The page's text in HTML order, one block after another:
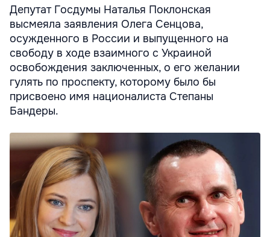
Депутат Госдумы Наталья Поклонская
высмеяла заявления Олега Сенцова,
осужденного в России и выпущенного на
свободу в ходе взаимного с Украиной
освобождения заключенных, о его желании
гулять по проспекту, которому было бы
присвоено имя националиста Степаны
Бандеры.